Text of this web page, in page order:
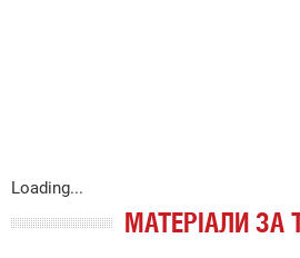
Loading...
МАТЕРІАЛИ ЗА